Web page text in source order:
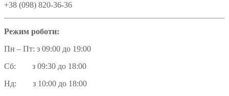
+38 (098) 820-36-36
Режим роботи:
Пн – Пт: з 09:00 до 19:00
Сб: з 09:30 до 18:00
Нд: з 10:00 до 18:00